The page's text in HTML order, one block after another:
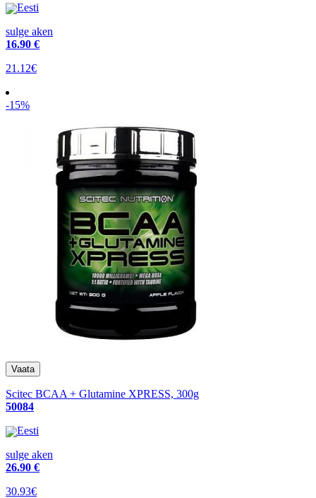
Eesti
sulge aken
16.90 €
21.12€
-15%
Scitec BCAA + Glutamine XPRESS, 300g
50084
Eesti
sulge aken
26.90 €
30.93€